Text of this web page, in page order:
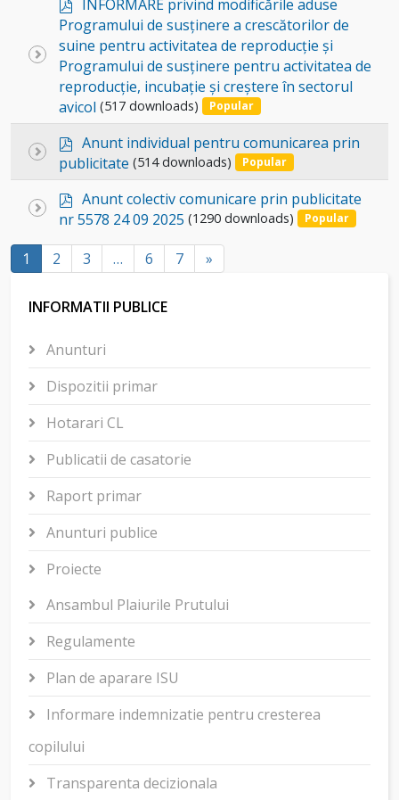
Select
d
f
INFORMARE privind modificările aduse
Programului de susținere a crescătorilor de
suine pentru activitatea de reproducție și
Programului de susținere pentru activitatea de
reproducție, incubație și creștere în sectorul
avicol (517 downloads) Popular
Select
item
p
d
f
Anunt individual pentru comunicarea prin
publicitate (514 downloads) Popular
Select
item
p
d
f
Anunt colectiv comunicare prin publicitate
nr 5578 24 09 2025 (1290 downloads) Popular
1 2 3 … 6 7 »
INFORMATII PUBLICE
Anunturi
Dispozitii primar
Hotarari CL
Publicatii de casatorie
Raport primar
Anunturi publice
Proiecte
Ansambul Plaiurile Prutului
Regulamente
Plan de aparare ISU
Informare indemnizatie pentru cresterea
copilului
Transparenta decizionala